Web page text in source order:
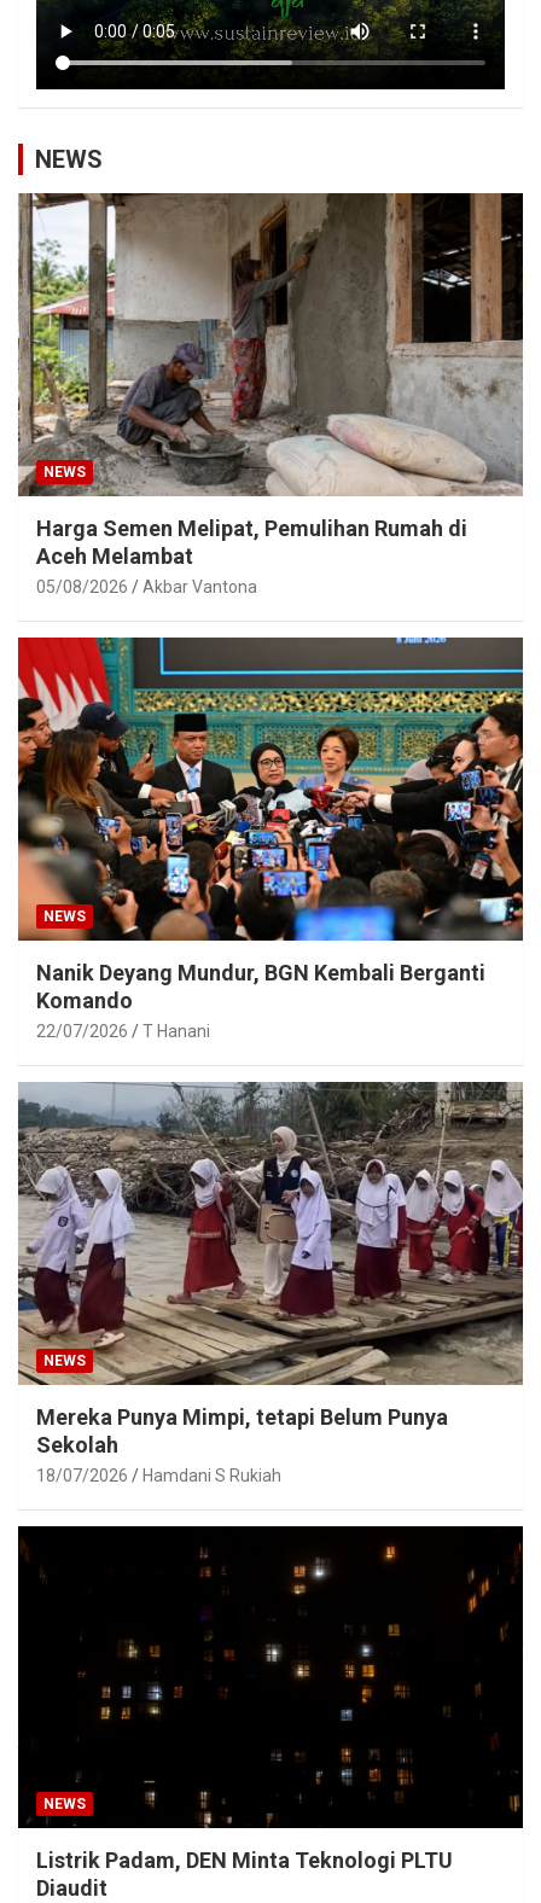
NEWS
NEWS
Harga Semen Melipat, Pemulihan Rumah di
Aceh Melambat
05/08/2026 Akbar Vantona
NEWS
Nanik Deyang Mundur, BGN Kembali Berganti
Komando
22/07/2026 T Hanani
NEWS
Mereka Punya Mimpi, tetapi Belum Punya
Sekolah
18/07/2026 Hamdani S Rukiah
NEWS
Listrik Padam, DEN Minta Teknologi PLTU
Diaudit